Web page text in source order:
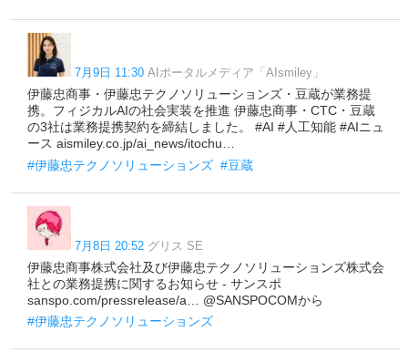
7月9日 11:30 AIポータルメディア「AIsmiley」
伊藤忠商事・伊藤忠テクノソリューションズ・豆蔵が業務提
携。フィジカルAIの社会実装を推進 伊藤忠商事・CTC・豆蔵
の3社は業務提携契約を締結しました。 #AI #人工知能 #AIニュ
ース aismiley.co.jp/ai_news/itochu…
#伊藤忠テクノソリューションズ #豆蔵
7月8日 20:52 グリス SE
伊藤忠商事株式会社及び伊藤忠テクノソリューションズ株式会
社との業務提携に関するお知らせ - サンスポ
sanspo.com/pressrelease/a… @SANSPOCOMから
#伊藤忠テクノソリューションズ